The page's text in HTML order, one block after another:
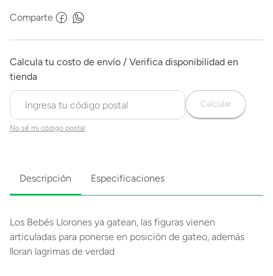
Comparte
No sé mi código postal
Calcular
Descripción Especificaciones
Los Bebés Llorones ya gatean, las figuras vienen
articuladas para ponerse en posición de gateo, además
lloran lagrimas de verdad